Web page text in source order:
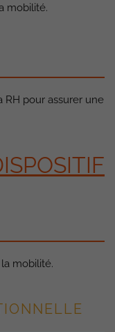
mobilité.
pour assurer une
mobilité.